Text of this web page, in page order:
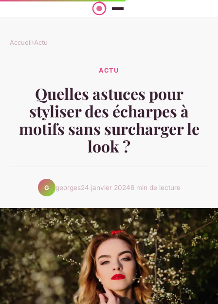
Accueil›Actu
ACTU
Quelles astuces pour
styliser des écharpes à
motifs sans surcharger le
look ?
G georges24 janvier 20246 min de lecture